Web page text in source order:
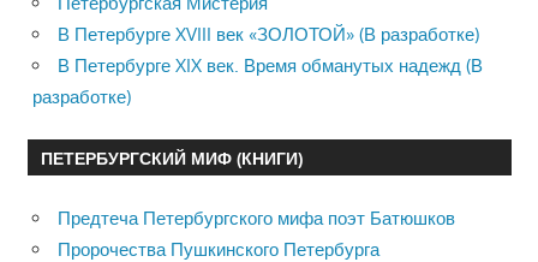
В Петербурге XVIII век «ЗОЛОТОЙ» (В разработке)
В Петербурге XIX век. Время обманутых надежд (В
разработке)
ПЕТЕРБУРГСКИЙ МИФ (КНИГИ)
Предтеча Петербургского мифа поэт Батюшков
Пророчества Пушкинского Петербурга